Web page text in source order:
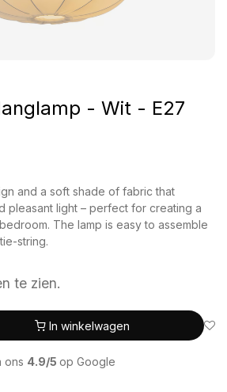
- Wit - E27
and a soft shade of fabric that
pleasant light – perfect for creating a
The lamp is easy to assemble
string.
te zien.
In winkelwagen
ons 4.9/5 op Google